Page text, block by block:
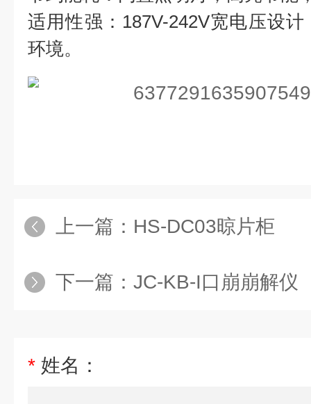
适用性强：187V-242V宽电压设
环境。
上一篇： HS-DC03晾片柜
下一篇： JC-KB-I口崩崩解仪
* 姓名：